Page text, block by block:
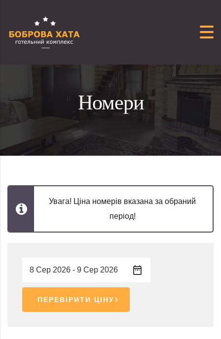
Номери
Увага! Ціна номерів вказана за обраний
період!
ПЕРЕВІРИТИ ЦІНУ